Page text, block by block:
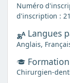
Numéro
d'inscription : 21
Langues
Anglais,
Formation
Chirurgien-